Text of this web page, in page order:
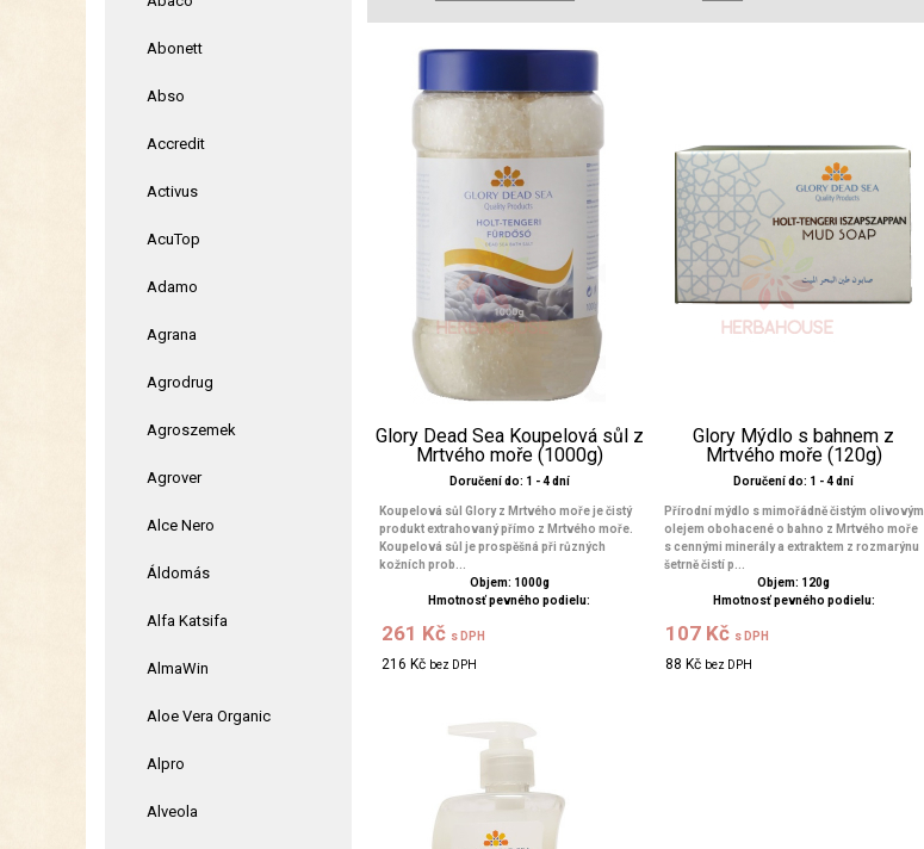
Abonett
Abso
Accredit
Activus
AcuTop
Adamo
Agrana
Agrodrug
Agroszemek
Agrover
Alce Nero
Áldomás
Alfa Katsifa
AlmaWin
Aloe Vera Organic
Alpro
Alveola
Glory Dead Sea Koupelová sůl z
Mrtvého moře (1000g)
Doručení do: 1 - 4 dní
Koupelová sůl Glory z Mrtvého moře je čistý
produkt extrahovaný přímo z Mrtvého moře.
Koupelová sůl je prospěšná při různých
kožních prob...
Objem: 1000g
Hmotnosť pevného podielu:
261 Kč s DPH
216 Kč bez DPH
Glory Mýdlo s bahnem z
Mrtvého moře (120g)
Doručení do: 1 - 4 dní
Přírodní mýdlo s mimořádně čistým olivovým
olejem obohacené o bahno z Mrtvého moře
s cennými minerály a extraktem z rozmarýnu
šetrně čistí p...
Objem: 120g
Hmotnosť pevného podielu:
107 Kč s DPH
88 Kč bez DPH